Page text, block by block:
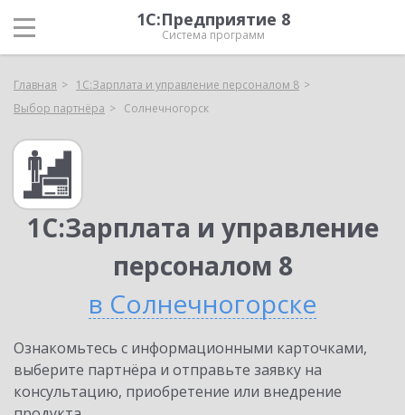
1С:Предприятие 8
Система программ
Главная
1С:Зарплата и управление персоналом 8
Выбор партнёра
Солнечногорск
1С:Зарплата и управление
персоналом 8
в Солнечногорске
Ознакомьтесь с информационными карточками,
выберите партнёра и отправьте заявку на
консультацию, приобретение или внедрение